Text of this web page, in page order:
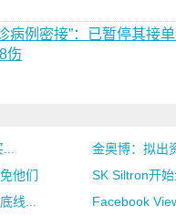
病例密接”：已暂停其接
伤
金奥博：拟出
他们
SK Siltron开
线...
Facebook